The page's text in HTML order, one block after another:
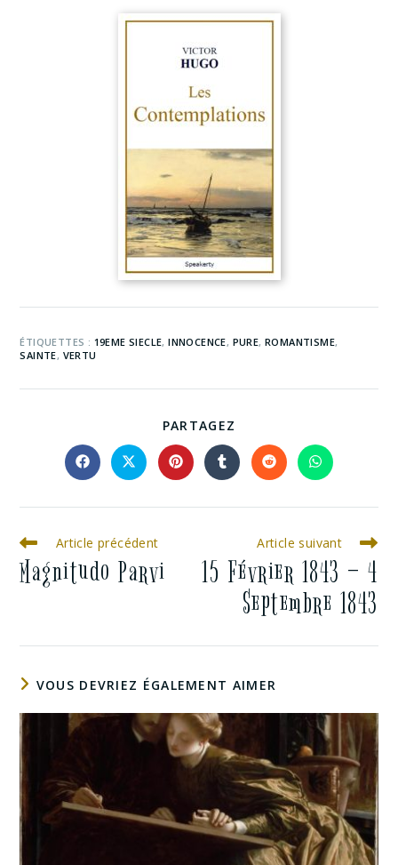
ÉTIQUETTES : 19EME SIECLE, INNOCENCE, PURE, ROMANTISME,
SAINTE, VERTU
PARTAGEZ
Article précédent
Magnitudo Parvi
Article suivant
15 Février 1843 – 4
Septembre 1843
VOUS DEVRIEZ ÉGALEMENT AIMER